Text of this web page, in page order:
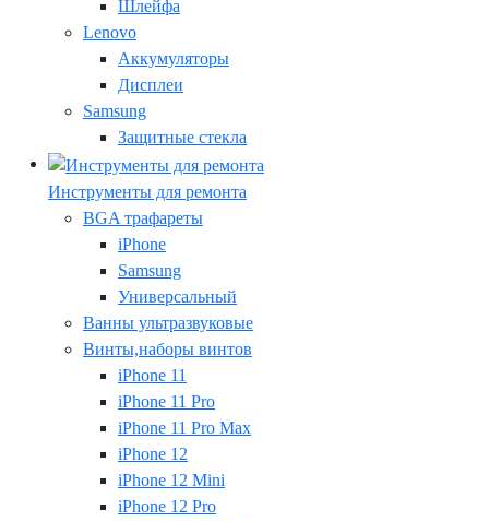
Шлейфа
Lenovo
Аккумуляторы
Дисплеи
Samsung
Защитные стекла
Инструменты для ремонта
BGA трафареты
iPhone
Samsung
Универсальный
Ванны ультразвуковые
Винты,наборы винтов
iPhone 11
iPhone 11 Pro
iPhone 11 Pro Max
iPhone 12
iPhone 12 Mini
iPhone 12 Pro